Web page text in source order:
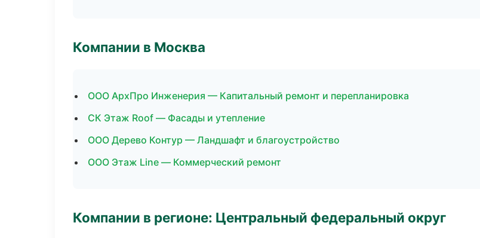
Компании в Москва
ООО АрхПро Инженерия — Капитальный ремонт и перепланировка
СК Этаж Roof — Фасады и утепление
ООО Дерево Контур — Ландшафт и благоустройство
ООО Этаж Line — Коммерческий ремонт
Компании в регионе: Центральный федеральный округ